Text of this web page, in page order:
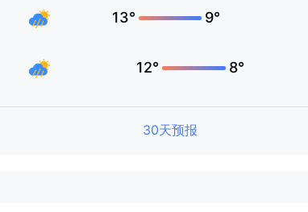
13° 9°
12° 8°
30天预报